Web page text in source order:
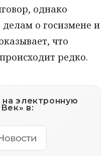
однако
о госизмене и
что
редко.
электронную
в: